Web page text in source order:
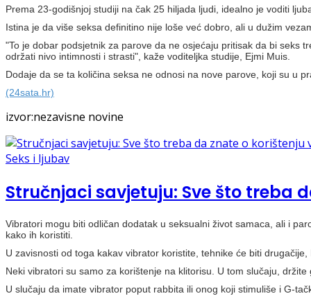
Prema 23-godišnjoj studiji na čak 25 hiljada ljudi, idealno je voditi
Istina je da više seksa definitino nije loše već dobro, ali u dužim
"To je dobar podsjetnik za parove da ne osjećaju pritisak da bi seks
održati nivo intimnosti i strasti", kaže voditeljka studije, Ejmi Muis.
Dodaje da se ta količina seksa ne odnosi na nove parove, koji su u
(24sata.hr)
izvor:nezavisne novine
Seks i ljubav
Stručnjaci savjetuju: Sve što treba
Vibratori mogu biti odličan dodatak u seksualni život samaca, ali i
kako ih koristiti.
U zavisnosti od toga kakav vibrator koristite, tehnike će biti
Neki vibratori su samo za korištenje na klitorisu. U tom slučaju,
U slučaju da imate vibrator poput rabbita ili onog koji stimuliše i G-